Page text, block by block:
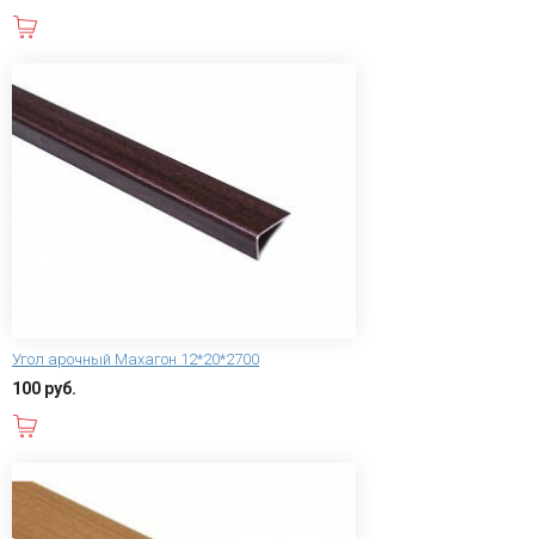
Угол арочный Махагон 12*20*2700
100 руб.